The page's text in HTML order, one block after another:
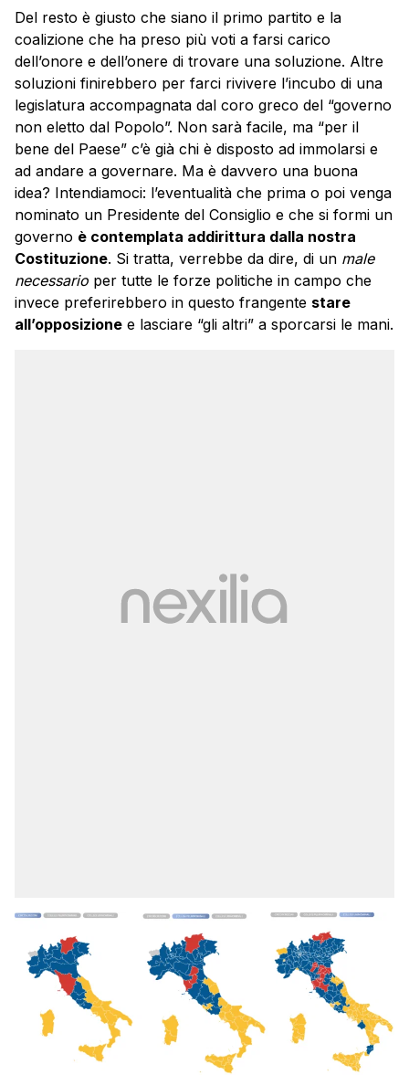
Del resto è giusto che siano il primo partito e la
coalizione che ha preso più voti a farsi carico
dell’onore e dell’onere di trovare una soluzione. Altre
soluzioni finirebbero per farci rivivere l’incubo di una
legislatura accompagnata dal coro greco del “governo
non eletto dal Popolo”. Non sarà facile, ma “per il
bene del Paese” c’è già chi è disposto ad immolarsi e
ad andare a governare. Ma è davvero una buona
idea? Intendiamoci: l’eventualità che prima o poi venga
nominato un Presidente del Consiglio e che si formi un
governo è contemplata addirittura dalla nostra
Costituzione. Si tratta, verrebbe da dire, di un male
necessario per tutte le forze politiche in campo che
invece preferirebbero in questo frangente stare
all’opposizione e lasciare “gli altri” a sporcarsi le mani.